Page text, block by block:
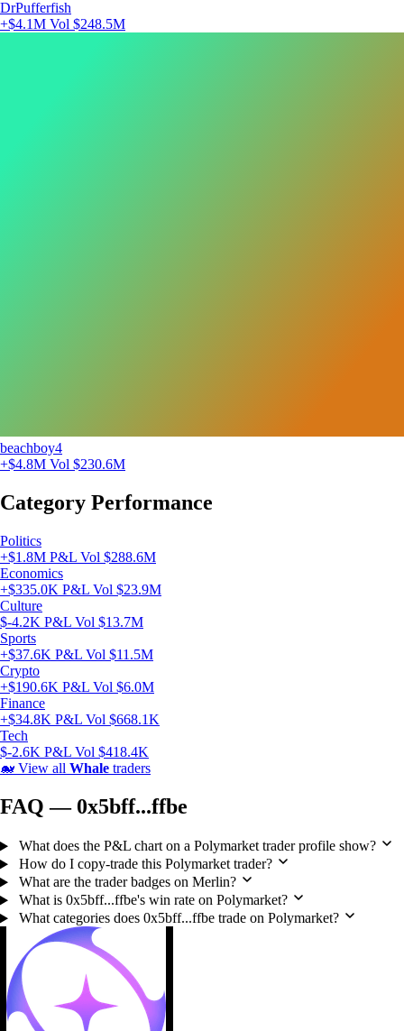
DrPufferfish
+$4.1M Vol $248.5M
beachboy4
+$4.8M Vol $230.6M
Category Performance
Politics
+$1.8M P&L Vol $288.6M
Economics
+$335.0K P&L Vol $23.9M
Culture
$-4.2K P&L Vol $13.7M
Sports
+$37.6K P&L Vol $11.5M
Crypto
+$190.6K P&L Vol $6.0M
Finance
+$34.8K P&L Vol $668.1K
Tech
$-2.6K P&L Vol $418.4K
🐋 View all Whale traders
FAQ — 0x5bff...ffbe
What does the P&L chart on a Polymarket trader profile show?
How do I copy-trade this Polymarket trader?
What are the trader badges on Merlin?
What is 0x5bff...ffbe's win rate on Polymarket?
What categories does 0x5bff...ffbe trade on Polymarket?